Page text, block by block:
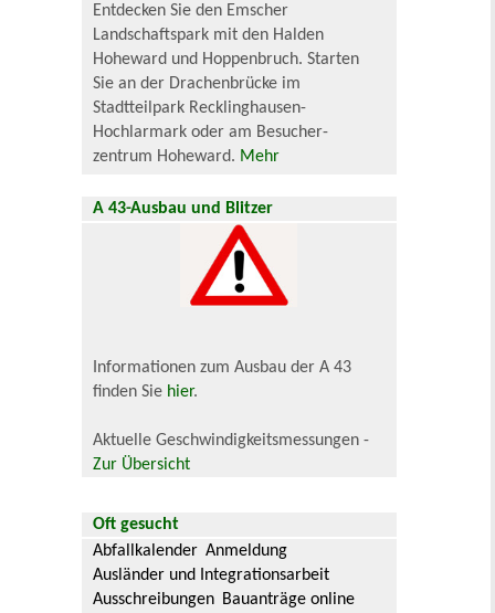
Entdecken Sie den Emscher
Landschaftspark mit den Halden
Hoheward und Hoppenbruch. Starten
Sie an der Drachenbrücke im
Stadtteilpark Recklinghausen-
Hochlarmark oder am Besucher-
zentrum Hoheward. Mehr
A 43-Ausbau und Blitzer
Informationen zum Ausbau der A 43
finden Sie hier.
Aktuelle Geschwindigkeitsmessungen -
Zur Übersicht
Oft gesucht
Abfallkalender Anmeldung
Ausländer und Integrationsarbeit
Ausschreibungen Bauanträge online